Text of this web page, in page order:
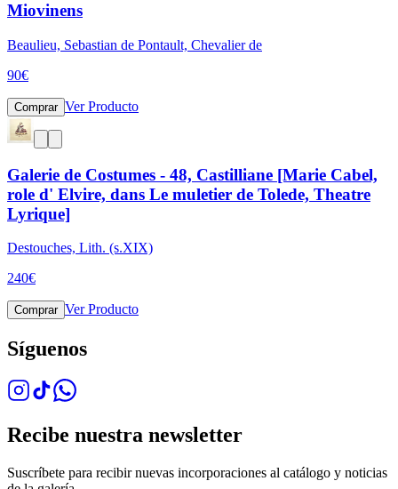
Miovinens
Beaulieu, Sebastian de Pontault, Chevalier de
90€
Comprar Ver Producto
Galerie de Costumes - 48, Castilliane [Marie Cabel,
role d' Elvire, dans Le muletier de Tolede, Theatre
Lyrique]
Destouches, Lith. (s.XIX)
240€
Comprar Ver Producto
Síguenos
Recibe nuestra newsletter
Suscríbete para recibir nuevas incorporaciones al catálogo y noticias